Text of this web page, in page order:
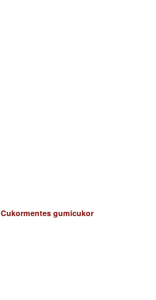
Cukormentes gumicukor